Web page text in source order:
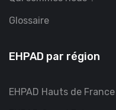
Glossaire
EHPAD par région
EHPAD Hauts de France